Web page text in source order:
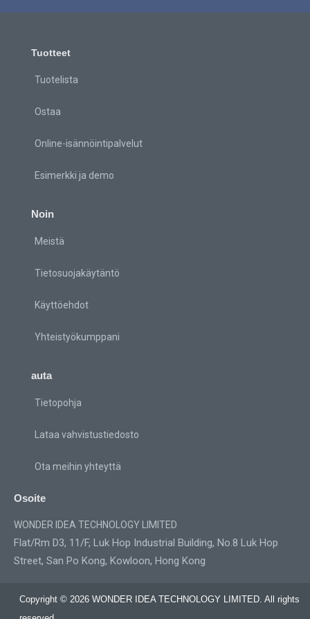
Tuotteet
Tuotelista
Ostaa
Online-isännöintipalvelut
Esimerkki ja demo
Noin
Meistä
Tietosuojakäytäntö
Käyttöehdot
Yhteistyökumppani
auta
Tietopohja
Lataa vahvistustiedosto
Ota meihin yhteyttä
Osoite
WONDER IDEA TECHNOLOGY LIMITED
Flat/Rm D3, 11/F, Luk Hop Industrial Building, No.8 Luk Hop
Street, San Po Kong, Kowloon, Hong Kong
Copyright © 2026 WONDER IDEA TECHNOLOGY LIMITED. All rights